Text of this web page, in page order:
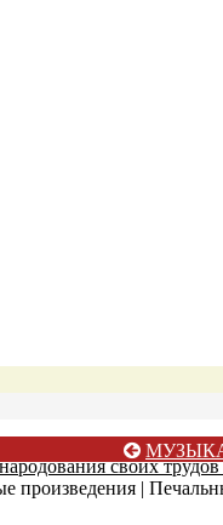
своих
произведения |